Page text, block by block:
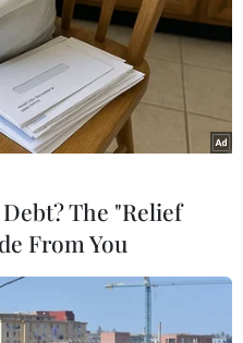
The "Relief
From You